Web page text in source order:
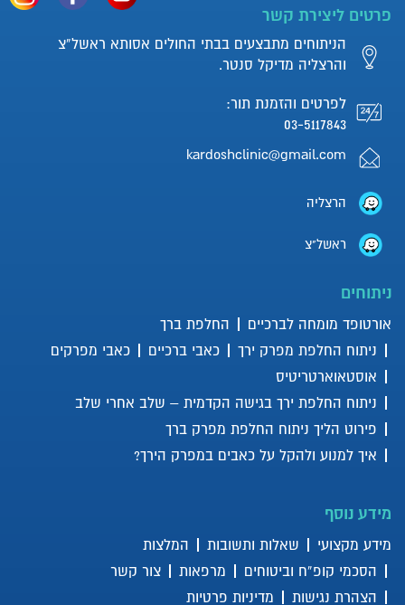
דלקת בברך – איך מזהים ומה
האם יש טיפול תרופתי או תומך
איזו פעילות גופנית מותרת לאחר
ניתוח החלפת מפרק?
פרטים ליצירת קשר
הניתוחים מתבצעים בבתי החולים אסותא ראשל”צ
והרצליה מדיקל סנטר.
לפרטים והזמנת תור:
03-5117843
kardoshclinic@gmail.com
הרצליה
ראשל"צ
ניתוחים
אורטופד מומחה לברכיים
החלפת ברך
ניתוח החלפת מפרק ירך
כאבי ברכיים
כאבי מפרקים
אוסטאוארטריטיס
ניתוח החלפת ירך בגישה הקדמית – שלב אחרי שלב
פירוט הליך ניתוח החלפת מפרק ברך
איך למנוע ולהקל על כאבים במפרק הירך?
מידע נוסף
מידע מקצועי שאלות ותשובות
המלצות
הסכמי קופ”ח וביטוחים
מרפאות
צור קשר
הצהרת נגישות
מדיניות פרטיות